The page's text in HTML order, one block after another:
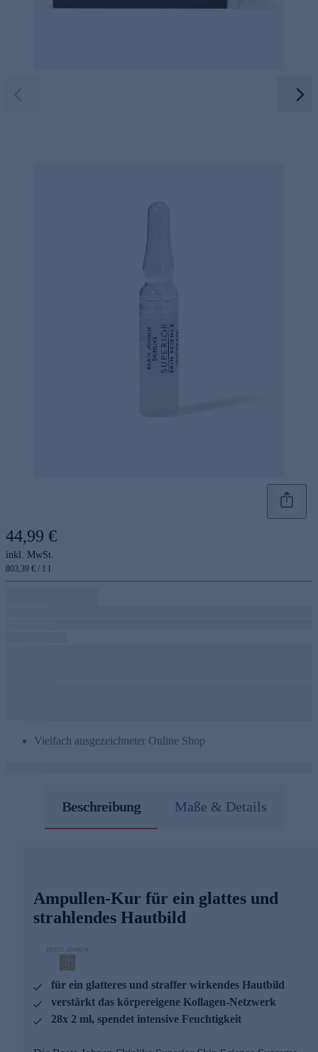
44,99 €
inkl. MwSt.
803,39 € / 1 l
Vielfach ausgezeichneter Online Shop
Beschreibung Maße & Details
Ampullen-Kur für ein glattes und
strahlendes Hautbild
für ein glatteres und straffer wirkendes Hautbild
verstärkt das körpereigene Kollagen-Netzwerk
28x 2 ml, spendet intensive Feuchtigkeit